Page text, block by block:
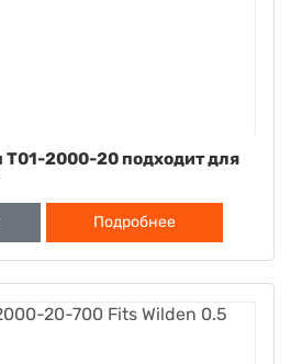
2000-20 подходит для
Подробнее